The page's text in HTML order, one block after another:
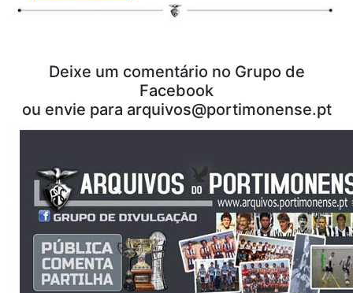
Deixe um comentário no Grupo de
Facebook
ou envie para arquivos@portimonense.pt